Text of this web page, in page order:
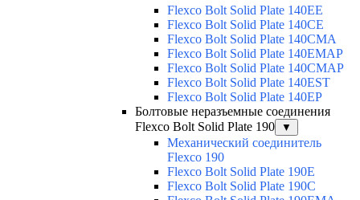
Flexco Bolt Solid Plate 140EE
Flexco Bolt Solid Plate 140CE
Flexco Bolt Solid Plate 140CMA
Flexco Bolt Solid Plate 140EMAP
Flexco Bolt Solid Plate 140CMAP
Flexco Bolt Solid Plate 140EST
Flexco Bolt Solid Plate 140EP
Болтовые неразъемные соединения
Flexco Bolt Solid Plate 190
▼
Механический соединитель
Flexco 190
Flexco Bolt Solid Plate 190E
Flexco Bolt Solid Plate 190C